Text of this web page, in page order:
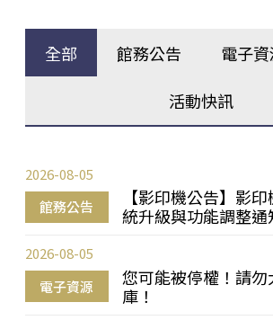
全部 館務公告 電子
活動快訊
館務公告
【影印機公告】影
統升級與功能調整通
2026-08-05
電子資源
您可能被停權！請
庫！
2026-08-05